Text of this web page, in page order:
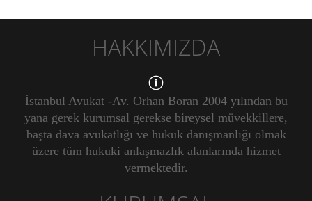
HAKKIMIZDA
İstanbul Avukat -Av. Orhan Boran 2004 yılından bu
yana gerek kurumsal gerekse bireysel müvekkillere,
başta dava avukatlığı ve hukuk danışmanlığı olmak
üzere tüm hukuki anlaşmazlık alanlarında hizmet
vermektedir.